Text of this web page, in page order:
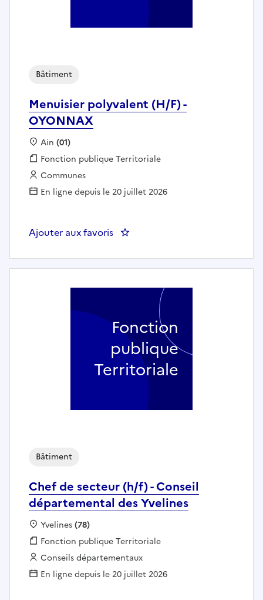
Menuisier polyvalent (H/F) -
OYONNAX
Bâtiment
Localisation :
Ain (01)
Fonction publique :
Fonction publique Territoriale
Employeur :
Communes
En ligne depuis le 20 juillet 2026
Ajouter aux favoris : Menuisier polyvalent (H/F) -
Chef de secteur (h/f) - Conseil
départemental des Yvelines
Bâtiment
Localisation :
Yvelines(78)
Fonction publique :
Fonction publique Territoriale
Employeur :
Conseils départementaux
En ligne depuis le 20 juillet 2026
Fonction
publique
Territoriale